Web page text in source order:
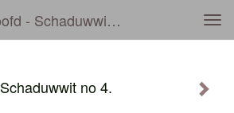
René Van Der Hoofd - Schaduwwit No 4.
Schaduwwit no 4.